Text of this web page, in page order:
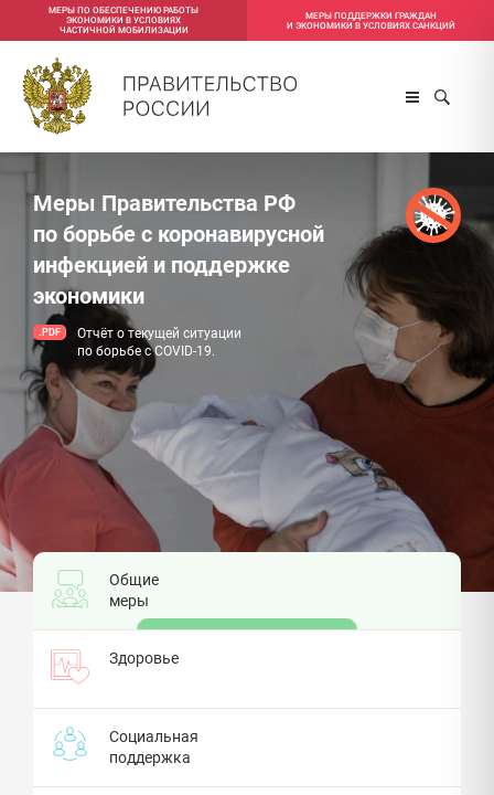
МЕРЫ ПО ОБЕСПЕЧЕНИЮ РАБОТЫ
ЭКОНОМИКИ В УСЛОВИЯХ
ЧАСТИЧНОЙ МОБИЛИЗАЦИИ
МЕРЫ ПОДДЕРЖКИ ГРАЖДАН
И ЭКОНОМИКИ В УСЛОВИЯХ САНКЦИЙ
Меры Правительства РФ
по борьбе с коронавирусной
инфекцией и поддержке
экономики
Отчёт о текущей ситуации
по борьбе с COVID-19.
Общие
меры
Здоровье
Социальная
поддержка